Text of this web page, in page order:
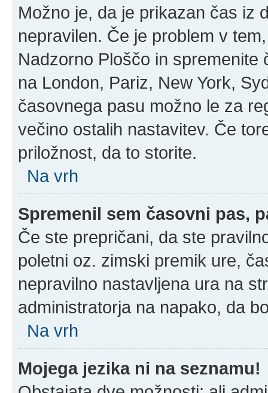
Možno je, da je prikazan čas iz
nepravilen. Če je problem v
Nadzorno Ploščo in
na London, Pariz, New York,
časovnega pasu možno le za
večino ostalih nastavitev. Če
priložnost, da to storite.
Na vrh
Spremenil sem časovni pas,
Če ste prepričani, da ste
poletni oz. zimski premik ure,
nepravilno nastavljena ura na
administratorja na napako, da
Na vrh
Mojega jezika ni na seznamu!